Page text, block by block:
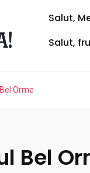
Salut,
Salut,
Orme
Bel